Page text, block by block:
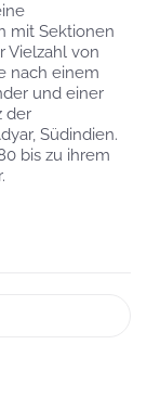
mit Sektionen
Vielzahl von
nach einem
und einer
der
Südindien.
bis zu ihrem